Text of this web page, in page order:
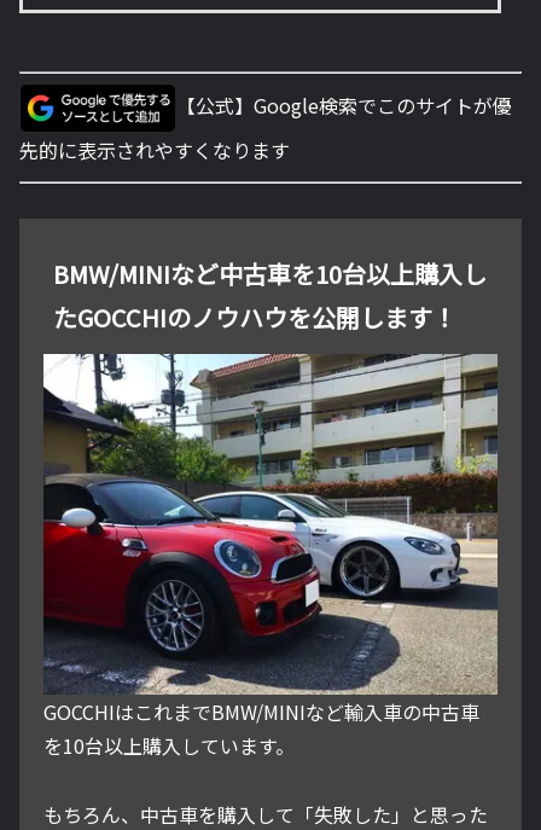
【公式】Google検索でこのサイトが優
先的に表示されやすくなります
BMW/MINIなど中古車を10台以上購入し
たGOCCHIのノウハウを公開します！
GOCCHIはこれまでBMW/MINIなど輸入車の中古車
を10台以上購入しています。
もちろん、中古車を購入して「失敗した」と思った